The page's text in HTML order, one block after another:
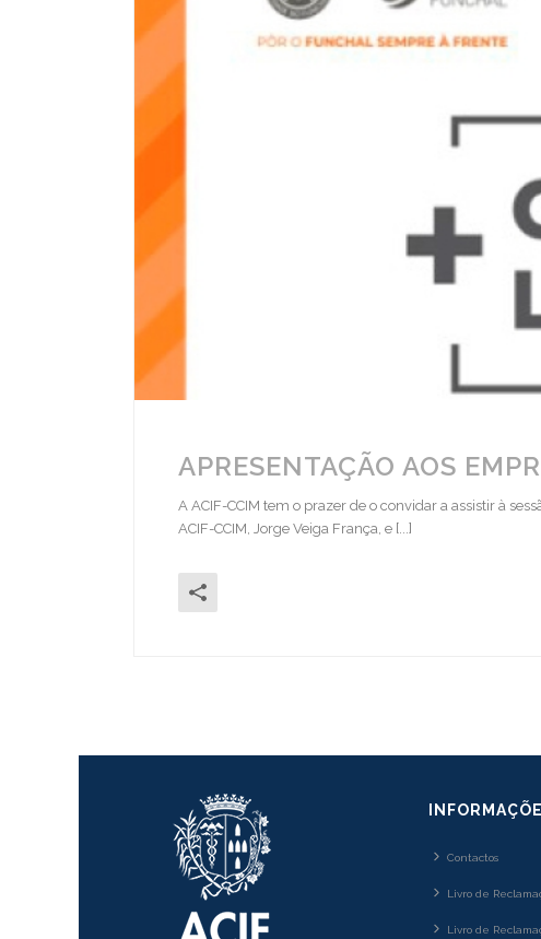
APRESENTAÇÃO AOS
A ACIF-CCIM tem o prazer de o convidar a assistir à
ACIF-CCIM, Jorge Veiga França, e [...]
Contactos
Livro de
Livro de